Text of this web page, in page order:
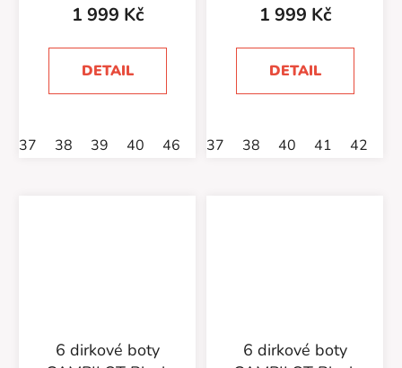
1 999 Kč
DETAIL
37 38 39 40 46 47
1 999 Kč
DETAIL
37 38 40 41 42
6 dirkové boty
6 dirkové boty